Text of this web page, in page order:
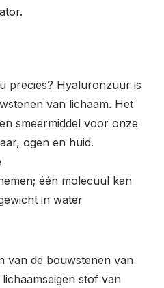
precies? Hyaluronzuur is
van lichaam. Het
smeermiddel voor onze
ogen en huid.
één molecuul kan
in water
van de bouwstenen van
stof van